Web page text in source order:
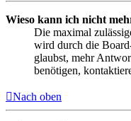
Wieso kann ich nicht
Die maximal
wird durch die
glaubst, mehr
benötigen,
Nach oben